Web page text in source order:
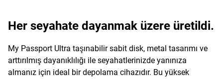
Her seyahate dayanmak üzere üretildi.
My Passport Ultra taşınabilir sabit disk, metal tasarımı ve
arttırılmış dayanıklılığı ile seyahatlerinizde yanınıza
almanız için ideal bir depolama cihazıdır. Bu yüksek